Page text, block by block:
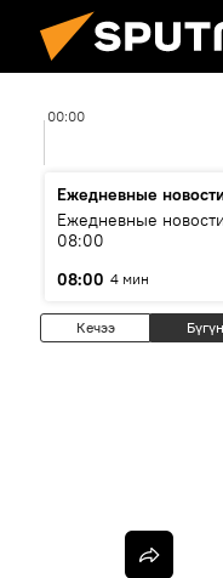
00:00
Ежедневные
Ежедневные
08:00
08:00 4 мин
Кечээ Бүгүн